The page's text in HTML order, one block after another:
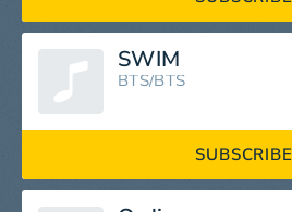
SWIM
BTS/BTS
SUBSCRIBE